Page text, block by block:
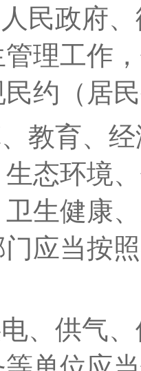
民政府
理工作
约（居
教育、
生态环境
生健康
应当按
、供气